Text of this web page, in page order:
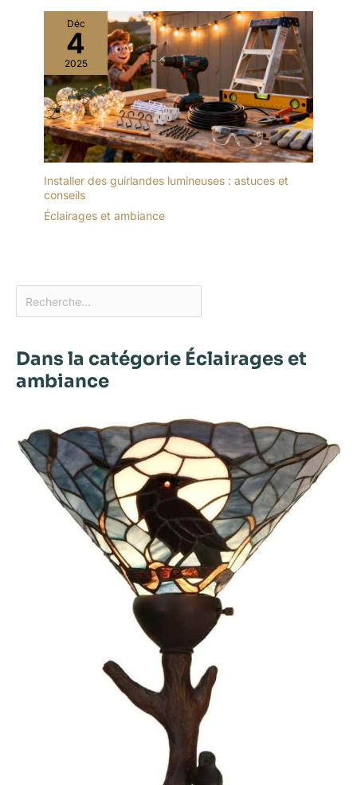
Déc
4
2025
Installer des guirlandes lumineuses : astuces et
conseils
Éclairages et ambiance
Dans la catégorie Éclairages et
ambiance